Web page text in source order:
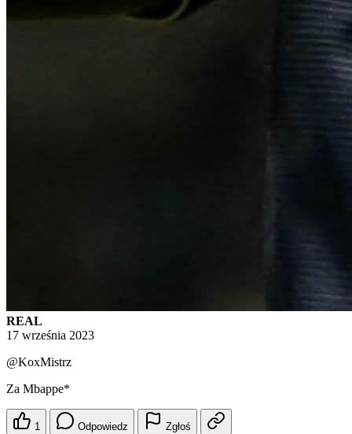
REAL
17 września 2023
@KoxMistrz
Za Mbappe*
1 Odpowiedz Zgłoś